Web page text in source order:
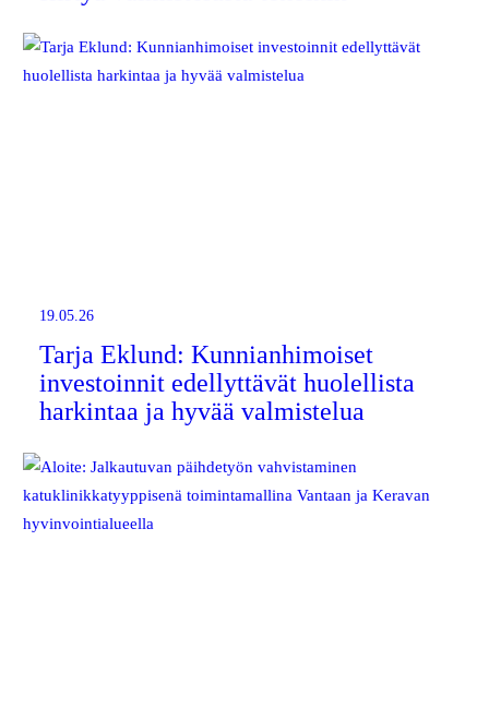
19.05.26
Tarja Eklund: Kunnianhimoiset
investoinnit edellyttävät huolellista
harkintaa ja hyvää valmistelua